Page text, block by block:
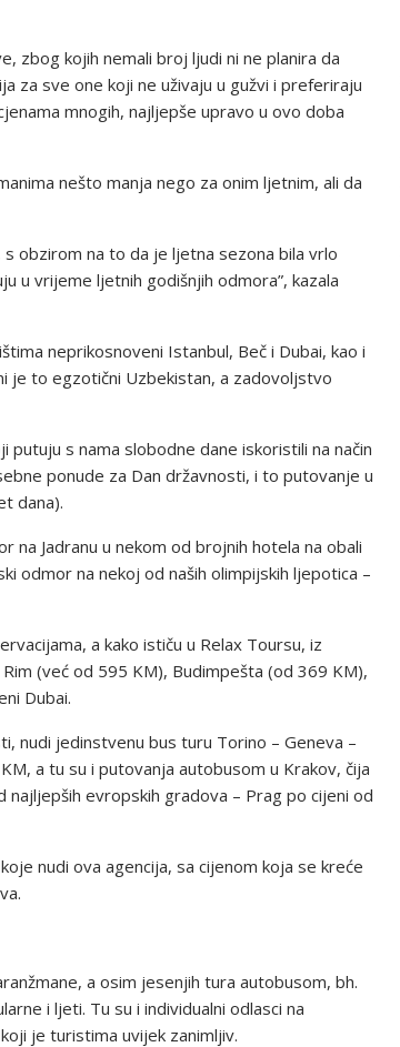
zbog kojih nemali broj ljudi ni ne planira da
za sve one koji ne uživaju u gužvi i preferiraju
mnogih, najljepše upravo u ovo doba
nešto manja nego za onim ljetnim, ali da
obzirom na to da je ljetna sezona bila vrlo
u vrijeme ljetnih godišnjih odmora”, kazala
neprikosnoveni Istanbul, Beč i Dubai, kao i
je to egzotični Uzbekistan, a zadovoljstvo
putuju s nama slobodne dane iskoristili na način
ponude za Dan državnosti, i to putovanje u
dana).
na Jadranu u nekom od brojnih hotela na obali
odmor na nekoj od naših olimpijskih ljepotica –
a kako ističu u Relax Toursu, iz
(već od 595 KM), Budimpešta (od 369 KM),
Dubai.
nudi jedinstvenu bus turu Torino – Geneva –
a tu su i putovanja autobusom u Krakov, čija
evropskih gradova – Prag po cijeni od
nudi ova agencija, sa cijenom koja se kreće
a osim jesenjih tura autobusom, bh.
i ljeti. Tu su i individualni odlasci na
je turistima uvijek zanimljiv.